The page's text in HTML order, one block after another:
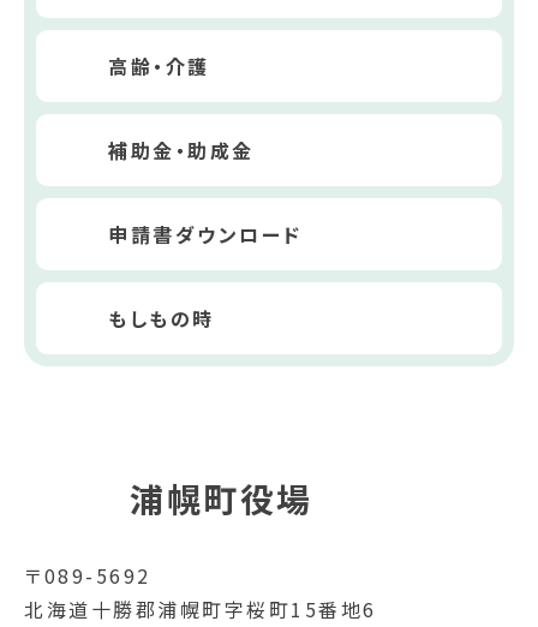
高齢・介護
補助金・助成金
申請書ダウンロード
もしもの時
浦幌町役場
〒089-5692
北海道十勝郡浦幌町字桜町15番地6